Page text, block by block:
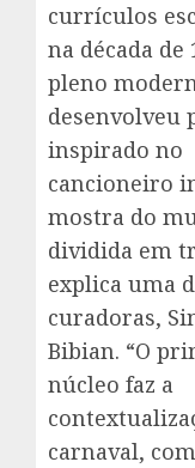
currículos
na década de
pleno
desenvolveu
inspirado no
cancioneiro
mostra do
dividida em
explica uma
curadoras,
Bibian. “O
núcleo faz a
carnaval,